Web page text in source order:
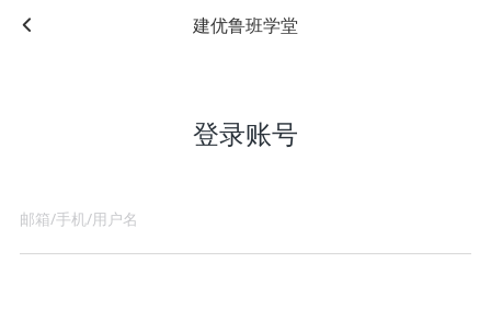
建优鲁班学堂
登录账号